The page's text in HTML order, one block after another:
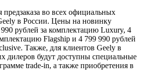
во всех официальных
в России. Цены на новинку
рублей за комплектацию Luxury, 4
Flagship и 4 799 990 рублей
Также, для клиентов Geely в
дилеров будут доступны специальные
trade-in, а также приобретения в